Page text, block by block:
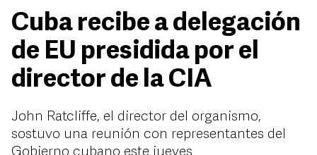
Cuba recibe a delegación
de EU presidida por el
director de la CIA
John Ratcliffe, el director del organismo,
sostuvo una reunión con representantes del
Gobierno cubano este jueves